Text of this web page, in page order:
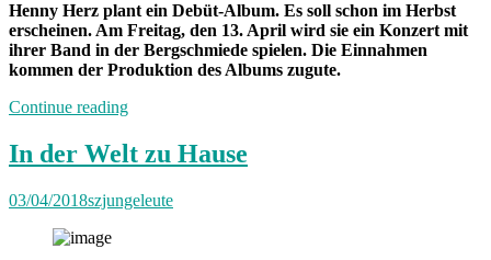
Henny Herz plant ein Debüt-Album. Es soll schon im Herbst
erscheinen. Am Freitag, den 13. April wird sie ein Konzert mit
ihrer Band in der Bergschmiede spielen. Die Einnahmen
kommen der Produktion des Albums zugute.
Continue reading„Neuland:
Herz
&
live“
In der Welt zu Hause
03/04/2018szjungeleute